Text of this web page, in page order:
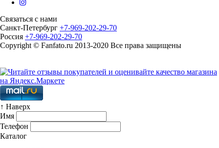
Связаться с нами
Санкт-Петербург +7-969-202-29-70
Россия +7-969-202-29-70
Copyright © Fanfato.ru 2013-2020 Все права защищены
↑ Наверх
Имя
Телефон
Каталог